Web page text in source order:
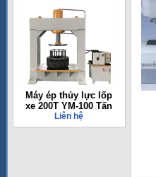
Máy ép thủy lực lốp
xe 200T YM-100 Tấn
Liên hệ